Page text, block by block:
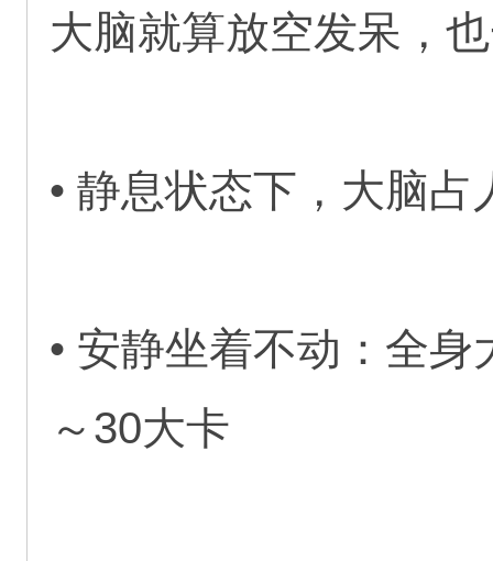
大脑就算放空发呆，
• 静息状态下，大脑
• 安静坐着不动：全
～30大卡